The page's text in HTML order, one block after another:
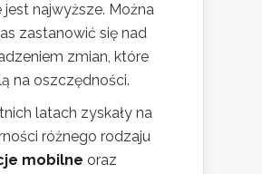
jest najwyższe. Można
zastanowić się nad
zmian, które
na oszczędności.
latach zyskały na
różnego rodzaju
mobilne oraz